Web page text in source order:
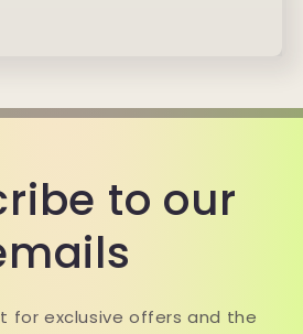
to our
for exclusive offers and the